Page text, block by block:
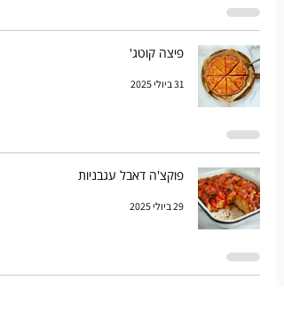
פיצה קוטג'
31 ביולי 2025
פוקצ'ה דאבל עגבניות
29 ביולי 2025